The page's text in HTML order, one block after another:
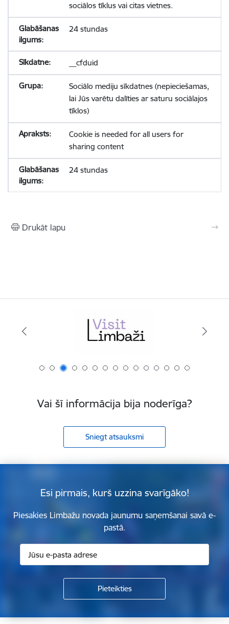
sociālos tīklus vai citas vietnes.
24 stundas
__cfduid
Sociālo mediju sīkdatnes (nepieciešamas,
lai Jūs varētu dalīties ar saturu sociālajos
tīklos)
Cookie is needed for all users for
sharing content
24 stundas
Drukāt lapu
Vai šī informācija bija noderīga?
Sniegt atsauksmi
Esi pirmais, kurš uzzina svarīgāko!
Piesakies Limbažu novada jaunumu saņemšanai savā e-
pastā.